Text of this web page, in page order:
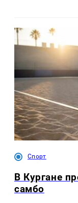
Спорт
В Кургане
самбо